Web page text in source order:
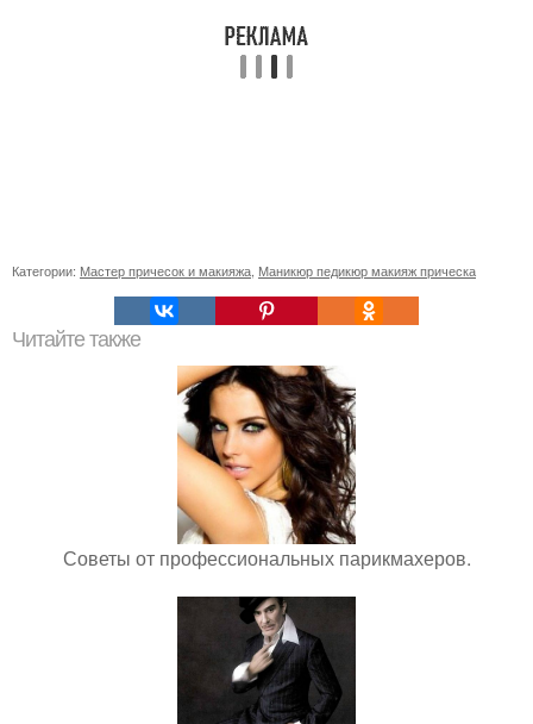
Категории: Мастер причесок и макияжа, Маникюр педикюр макияж прическа
Читайте также
Советы от профессиональных парикмахеров.